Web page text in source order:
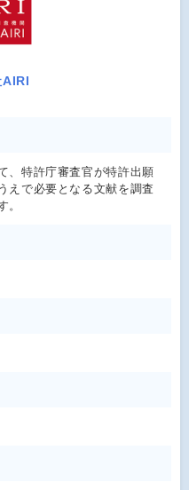
AIRI
、特許庁審査官が特許出願
えで必要となる文献を調査
。